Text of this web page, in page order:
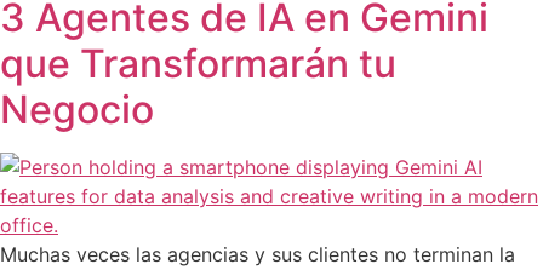
3 Agentes de IA en Gemini
que Transformarán tu
Negocio
Muchas veces las agencias y sus clientes no terminan la